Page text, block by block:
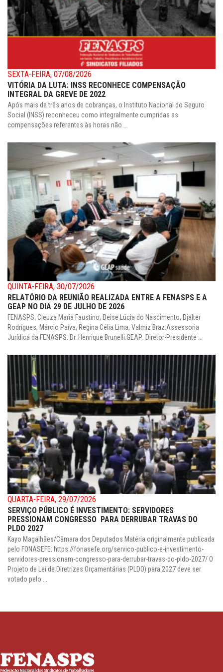
SEXTA-FEIRA, 07/08/2026
VITÓRIA DA LUTA: INSS RECONHECE COMPENSAÇÃO
INTEGRAL DA GREVE DE 2022
Após mais de três anos de cobranças, o Instituto Nacional do Seguro
Social (INSS) reconheceu como integralmente cumpridas as
compensações referentes às horas não ...
QUINTA-FEIRA, 30/07/2026
RELATÓRIO DA REUNIÃO REALIZADA ENTRE A FENASPS E A
GEAP NO DIA 29 DE JULHO DE 2026
FENASPS: Cleuza Maria Faustino, Deise Lúcia do Nascimento, Djalter
Rodrigues, Márcio Paiva, Regina Célia Lima, Valmiz Braz.Assessoria
Jurídica da FENASPS: Dr. Henrique Brunelli.GEAP: Diretor-Presidente ...
QUARTA-FEIRA, 29/07/2026
SERVIÇO PÚBLICO É INVESTIMENTO: SERVIDORES
PRESSIONAM CONGRESSO PARA DERRUBAR TRAVAS DO
PLDO 2027
Kayo Magalhães/Câmara dos Deputados Matéria originalmente publicada
pelo FONASEFE: https://fonasefe.org/servico-publico-e-investimento-
servidores-pressionam-congresso-para-derrubar-travas-do-pldo-2027/ O
Projeto de Lei de Diretrizes Orçamentárias (PLDO) para 2027 deve ser
votado pelo ...